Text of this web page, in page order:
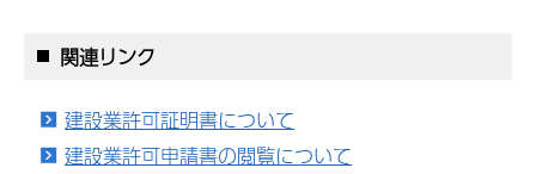
関連リンク
建設業許可証明書について
建設業許可申請書の閲覧について